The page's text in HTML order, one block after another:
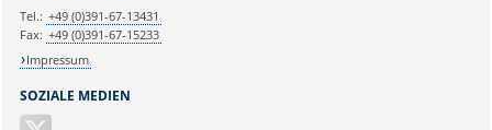
SOZIALE MEDIEN
Tel.: +49 (0)391-67-13431
Fax: +49 (0)391-67-15233
Impressum